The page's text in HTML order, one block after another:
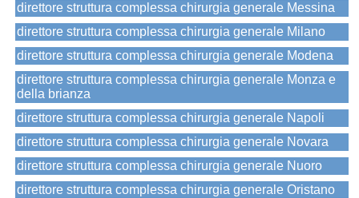
direttore struttura complessa chirurgia generale Messina
direttore struttura complessa chirurgia generale Milano
direttore struttura complessa chirurgia generale Modena
direttore struttura complessa chirurgia generale Monza e
della brianza
direttore struttura complessa chirurgia generale Napoli
direttore struttura complessa chirurgia generale Novara
direttore struttura complessa chirurgia generale Nuoro
direttore struttura complessa chirurgia generale Oristano